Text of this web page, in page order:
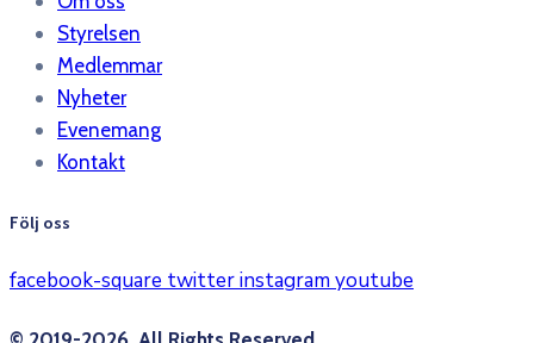
Styrelsen
Medlemmar
Nyheter
Evenemang
Kontakt
Följ oss
facebook-square twitterinstagramyoutube